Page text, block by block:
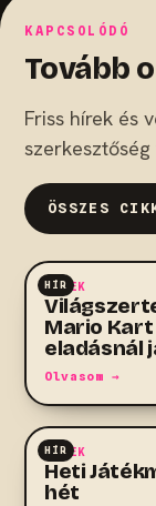
KAPCSOLÓDÓ
Tovább
Friss hírek és
ÖSSZES
HÍR
HÍREK
Mario Kart
eladásnál
Olvasom →
HÍR
HÍREK
Heti
hét